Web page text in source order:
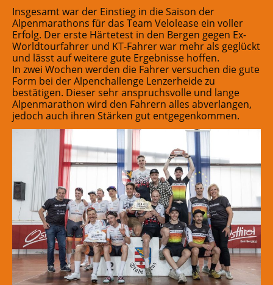
Insgesamt war der Einstieg in die Saison der
Alpenmarathons für das Team Velolease ein voller
Erfolg. Der erste Härtetest in den Bergen gegen Ex-
Worldtourfahrer und KT-Fahrer war mehr als geglückt
und lässt auf weitere gute Ergebnisse hoffen.
In zwei Wochen werden die Fahrer versuchen die gute
Form bei der Alpenchallenge Lenzerheide zu
bestätigen. Dieser sehr anspruchsvolle und lange
Alpenmarathon wird den Fahrern alles abverlangen,
jedoch auch ihren Stärken gut entgegenkommen.